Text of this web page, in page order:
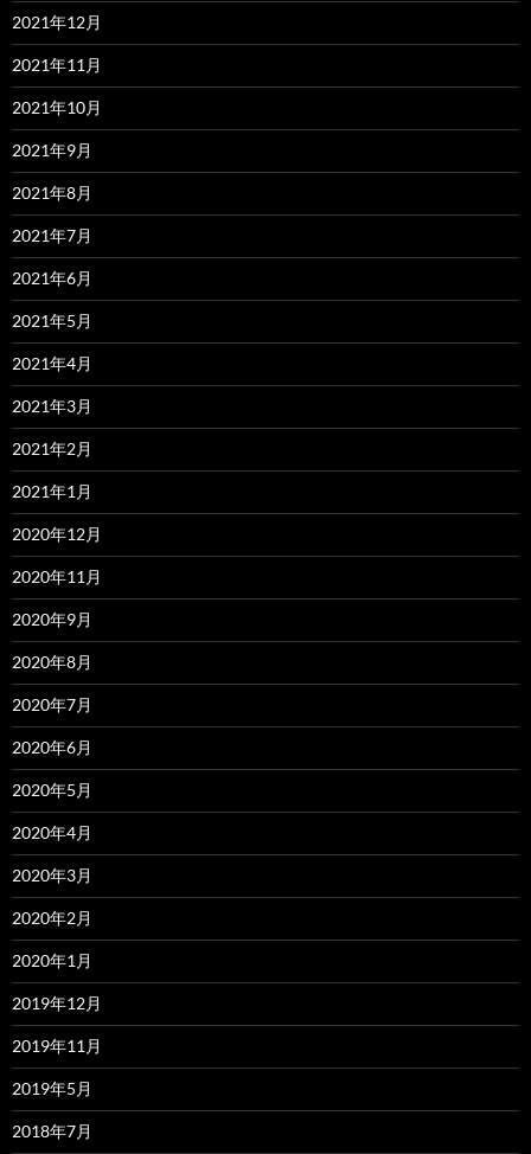
2021年12月
2021年11月
2021年10月
2021年9月
2021年8月
2021年7月
2021年6月
2021年5月
2021年4月
2021年3月
2021年2月
2021年1月
2020年12月
2020年11月
2020年9月
2020年8月
2020年7月
2020年6月
2020年5月
2020年4月
2020年3月
2020年2月
2020年1月
2019年12月
2019年11月
2019年5月
2018年7月